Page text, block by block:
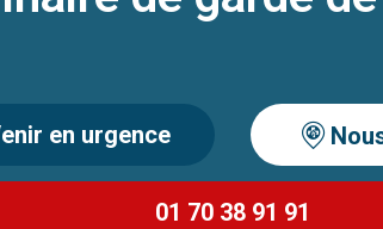
en urgence
01 70 38 91 91